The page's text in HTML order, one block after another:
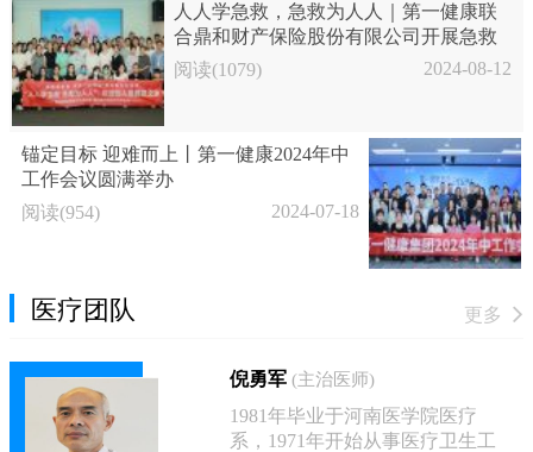
人人学急救，急救为人人｜第一健康联
合鼎和财产保险股份有限公司开展急救
培训活动
阅读(1079) 2024-08-12
锚定目标 迎难而上丨第一健康2024年中
工作会议圆满举办
阅读(954)
2024-07-18
医疗团队 更多
倪勇军 (主治医师)
1981年毕业于河南医学院医疗
系，1971年开始从事医疗卫生工